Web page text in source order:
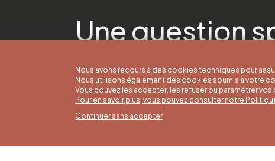
Une question
Nous avons recours à des cookies techniques pour
Nous utilisons également des cookies soumis à votre
Vous pouvez les accepter, les refuser ou paramétrer
Pour en savoir plus, vous pouvez consulter notre
Continuer sans accepter